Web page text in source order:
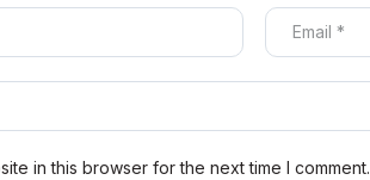
in this browser for the next time I comment.